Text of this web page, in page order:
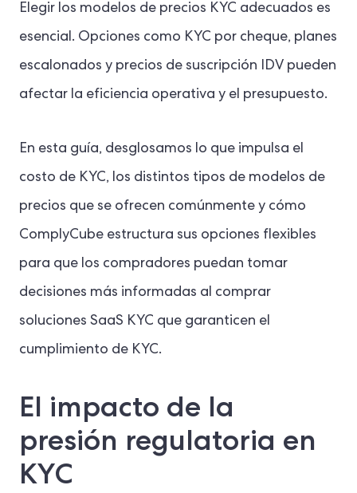
Elegir los modelos de precios KYC adecuados es
esencial. Opciones como KYC por cheque, planes
escalonados y precios de suscripción IDV pueden
afectar la eficiencia operativa y el presupuesto.
En esta guía, desglosamos lo que impulsa el
costo de KYC, los distintos tipos de modelos de
precios que se ofrecen comúnmente y cómo
ComplyCube estructura sus opciones flexibles
para que los compradores puedan tomar
decisiones más informadas al comprar
soluciones SaaS KYC que garanticen el
cumplimiento de KYC.
El impacto de la
presión regulatoria en
KYC